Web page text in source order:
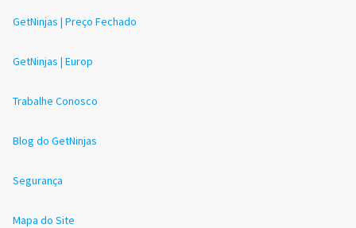
GetNinjas | Preço Fechado
GetNinjas | Europ
Trabalhe Conosco
Blog do GetNinjas
Segurança
Mapa do Site